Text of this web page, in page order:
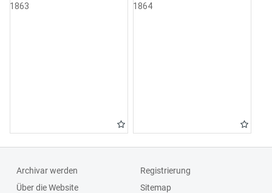
1863 1864
Archivar werden
Über die Website
Registrierung
Sitemap